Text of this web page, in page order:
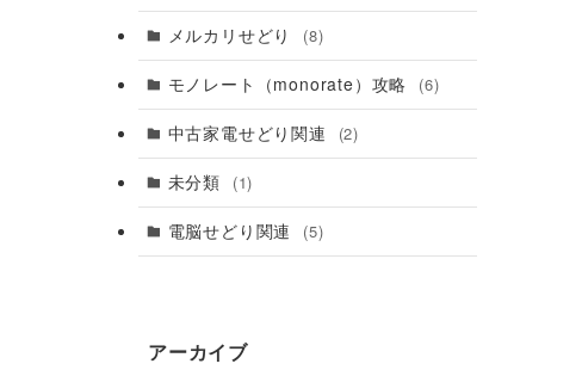
メルカリせどり (8)
モノレート（monorate）攻略 (6)
中古家電せどり関連 (2)
未分類 (1)
電脳せどり関連 (5)
アーカイブ